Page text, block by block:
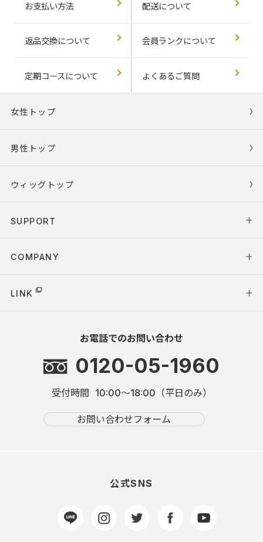
お支払い方法 配送について
返品交換について 会員ランクについて
定期コースについて よくあるご質問
女性トップ
男性トップ
ウィッグトップ
SUPPORT
COMPANY
LINK
お電話でのお問い合わせ
0120-05-1960
受付時間 10:00～18:00（平日のみ）
お問い合わせフォーム
公式SNS